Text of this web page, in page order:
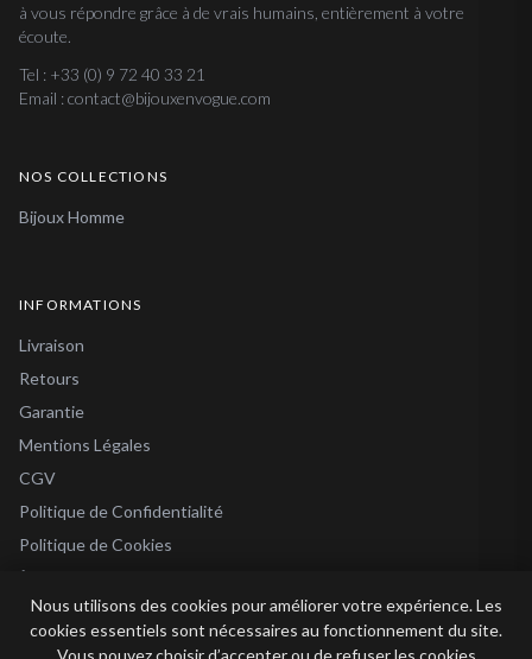
à vous répondre grâce à de vrais humains, entièrement à votre
écoute.
Tel : +33 (0) 9 72 40 33 21
Email : contact@bijouxenvogue.com
NOS COLLECTIONS
Bijoux Homme
INFORMATIONS
Livraison
Retours
Garantie
Mentions Légales
CGV
Politique de Confidentialité
Politique de Cookies
À Propos
Blog
Nous utilisons des cookies pour améliorer votre expérience. Les
cookies essentiels sont nécessaires au fonctionnement du site.
Vous pouvez choisir d’accepter ou de refuser les cookies